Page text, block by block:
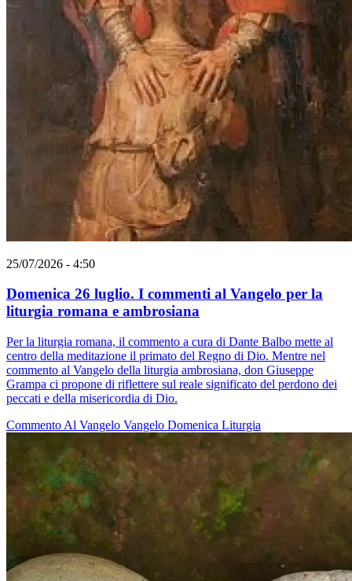
25/07/2026 - 4:50
Domenica 26 luglio. I commenti al Vangelo per la
liturgia romana e ambrosiana
Per la liturgia romana, il commento a cura di Dante Balbo mette al
centro della meditazione il primato del Regno di Dio. Mentre nel
commento al Vangelo della liturgia ambrosiana, don Giuseppe
Grampa ci propone di riflettere sul reale significato del perdono dei
peccati e della misericordia di Dio.
Commento Al Vangelo Vangelo Domenica Liturgia